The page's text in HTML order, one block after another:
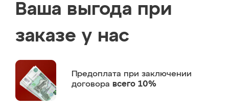
Ваша выгода при
заказе у нас
Предоплата при заключении
договора всего 10%